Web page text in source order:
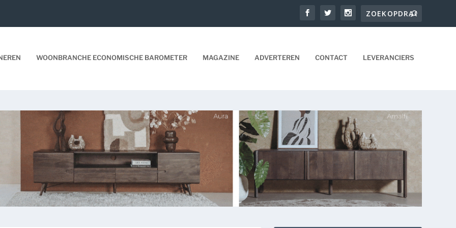
WOONBRANCHE ECONOMISCHE BAROMETER MAGAZINE ADVERTEREN CONTACT LEVERANCIERS